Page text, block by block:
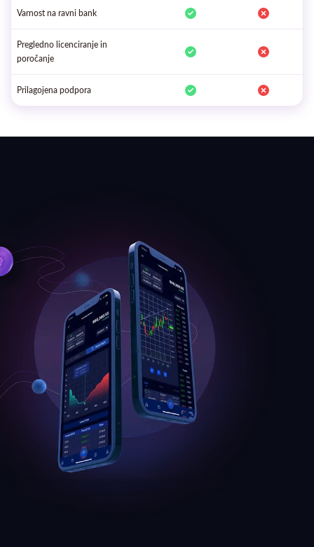
Varnost na ravni bank
Pregledno licenciranje in
poročanje
Prilagojena podpora